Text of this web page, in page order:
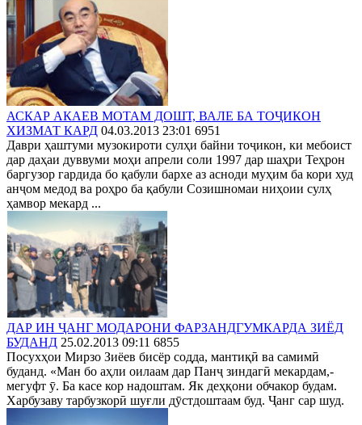
АСКАР АКАЕВ МОТАМ ДОШТ, ВАЛЕ БА ТОҶИКОН
ХИЗМАТ КАРД 04.03.2013 23:01 6951
Даври ҳаштуми музокироти сулҳи байни тоҷикон, ки мебоист
дар даҳаи дуввуми моҳи апрели соли 1997 дар шаҳри Теҳрон
баргузор гардида бо қабули бархе аз асноди муҳим ба кори худ
анҷом медод ва роҳро ба қабули Созишномаи ниҳоии сулҳ
ҳамвор мекард ...
ДАР ИН ҶАНГ МОДАРОНИ ФАРЗАНДГУМКАРДА ЗИЁД
БУДАНД 25.02.2013 09:11 6855
Посухҳои Мирзо Зиёев бисёр содда, мантиқӣ ва самимӣ
буданд. «Ман бо аҳли оилаам дар Панҷ зиндагӣ мекардам,-
мегуфт ӯ. Ба касе кор надоштам. Як деҳқони обчакор будам.
Харбузаву тарбузкорӣ шуғли дӯстдоштаам буд. Ҷанг сар шуд.